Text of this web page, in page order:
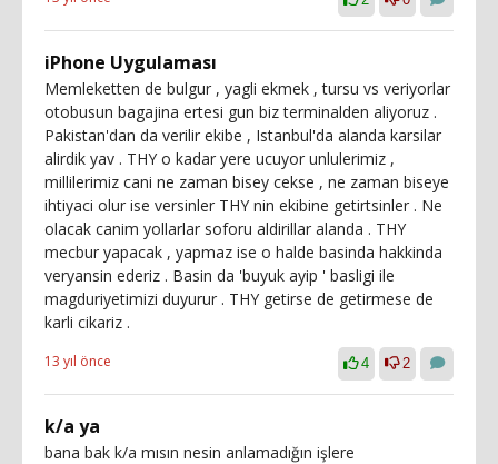
iPhone Uygulaması
Memleketten de bulgur , yagli ekmek , tursu vs veriyorlar
otobusun bagajina ertesi gun biz terminalden aliyoruz .
Pakistan'dan da verilir ekibe , Istanbul'da alanda karsilar
alirdik yav . THY o kadar yere ucuyor unlulerimiz ,
millilerimiz cani ne zaman bisey cekse , ne zaman biseye
ihtiyaci olur ise versinler THY nin ekibine getirtsinler . Ne
olacak canim yollarlar soforu aldirillar alanda . THY
mecbur yapacak , yapmaz ise o halde basinda hakkinda
veryansin ederiz . Basin da 'buyuk ayip ' basligi ile
magduriyetimizi duyurur . THY getirse de getirmese de
karli cikariz .
13 yıl önce 4 2
k/a ya
bana bak k/a mısın nesin anlamadığın işlere